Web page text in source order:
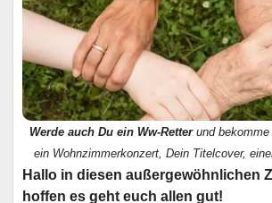
Werde auch Du ein Ww-Retterund bekomme
ein Wohnzimmerkonzert, Dein Titelcover,
Hallo in diesen außergewöhnlichen
hoffen es geht euch allen gut!